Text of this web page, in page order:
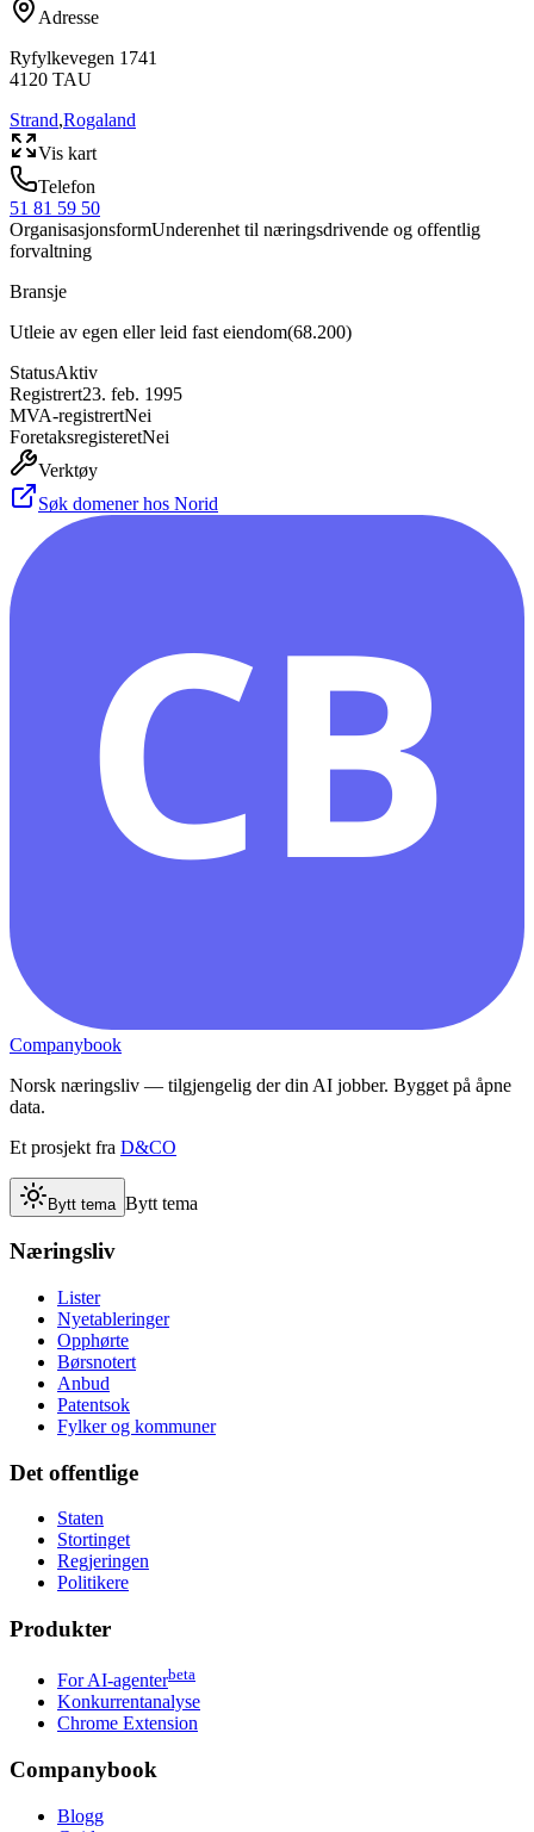
Adresse
Ryfylkevegen 1741
4120 TAU
Strand,Rogaland
Vis kart
Telefon
51 81 59 50
OrganisasjonsformUnderenhet til næringsdrivende og offentlig
forvaltning
Bransje
Utleie av egen eller leid fast eiendom(68.200)
StatusAktiv
Registrert23. feb. 1995
MVA-registrertNei
ForetaksregisteretNei
Verktøy
Søk domener hos Norid
CB
Companybook
Norsk næringsliv — tilgjengelig der din AI jobber. Bygget på åpne
data.
Et prosjekt fra D&CO
Bytt tema Bytt tema
Næringsliv
Lister
Nyetableringer
Opphørte
Børsnotert
Anbud
Patentsok
Fylker og kommuner
Det offentlige
Staten
Stortinget
Regjeringen
Politikere
Produkter
For AI-agenterbeta
Konkurrentanalyse
Chrome Extension
Companybook
Blogg